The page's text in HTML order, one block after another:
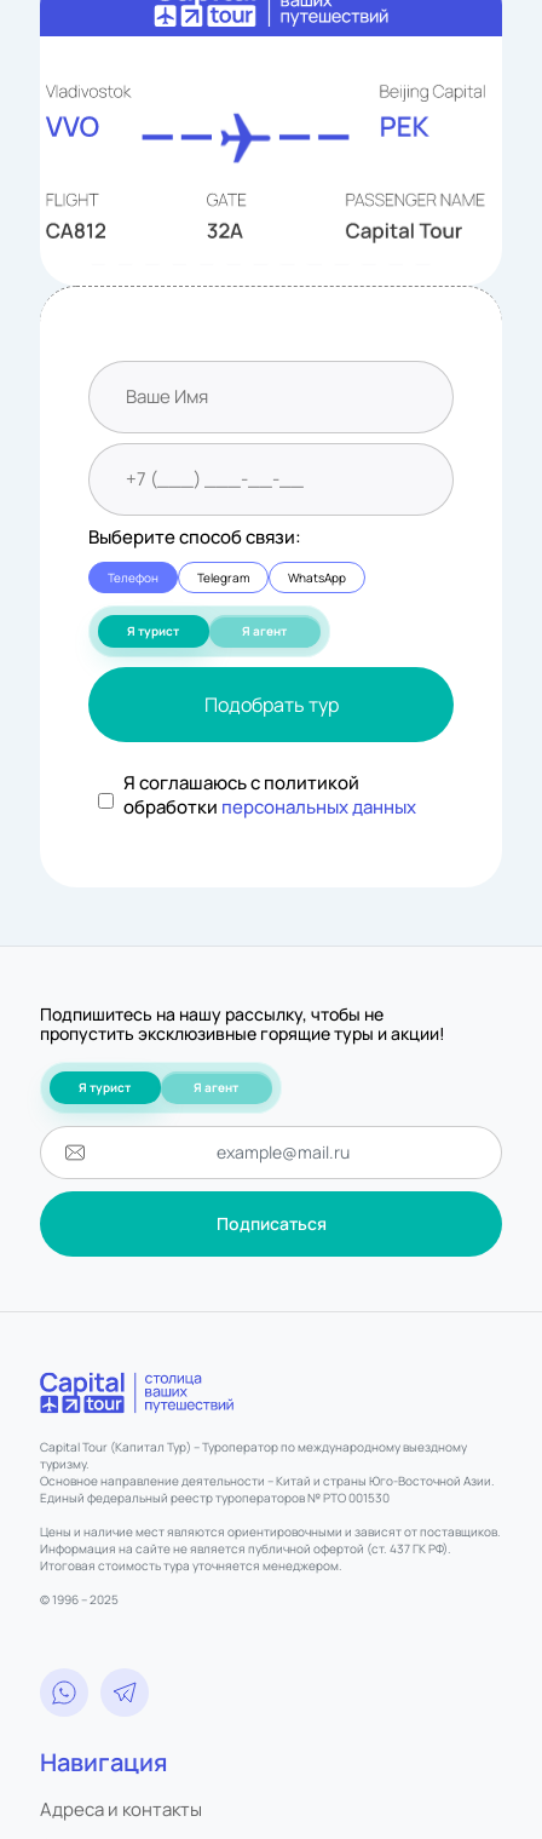
Выберите способ связи:
Телефон Telegram WhatsApp
Я турист Я агент
Подобрать тур
Я соглашаюсь с политикой
обработки персональных данных
Подпишитесь на нашу рассылку, чтобы не
пропустить эксклюзивные горящие туры и акции!
Я турист Я агент
Подписаться
Capital Tour (Капитал Тур) – Туроператор по международному выездному
туризму.
Основное направление деятельности – Китай и страны Юго-Восточной Азии.
Единый федеральный реестр туроператоров № РТО 001530
Цены и наличие мест являются ориентировочными и зависят от поставщиков.
Информация на сайте не является публичной офертой (ст. 437 ГК РФ).
Итоговая стоимость тура уточняется менеджером.
© 1996 – 2025
Навигация
Адреса и контакты